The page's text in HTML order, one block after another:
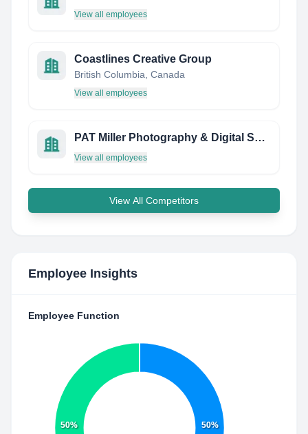
View all employees
Coastlines Creative Group
British Columbia, Canada
View all employees
PAT Miller Photography & Digital Services
View all employees
View All Competitors
Employee Insights
Employee Function
50%
50%